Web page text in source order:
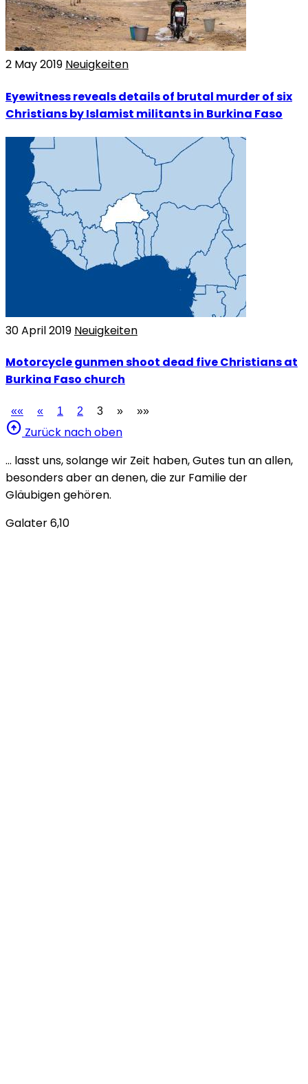
2 May 2019 Neuigkeiten
Eyewitness reveals details of brutal murder of six
Christians by Islamist militants in Burkina Faso
30 April 2019 Neuigkeiten
Motorcycle gunmen shoot dead five Christians at
Burkina Faso church
«« « 1 2 3 » »»
arrow_circle_up Zurück nach oben
… lasst uns, solange wir Zeit haben, Gutes tun an allen,
besonders aber an denen, die zur Familie der
Gläubigen gehören.
Galater 6,10